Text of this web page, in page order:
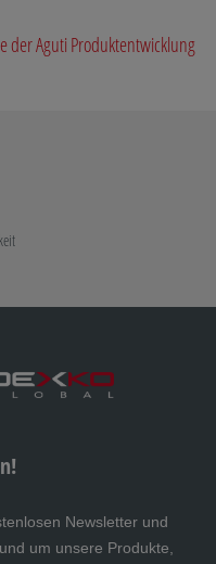
der Aguti Produktentwicklung
Newsletter und
um unsere Produkte,